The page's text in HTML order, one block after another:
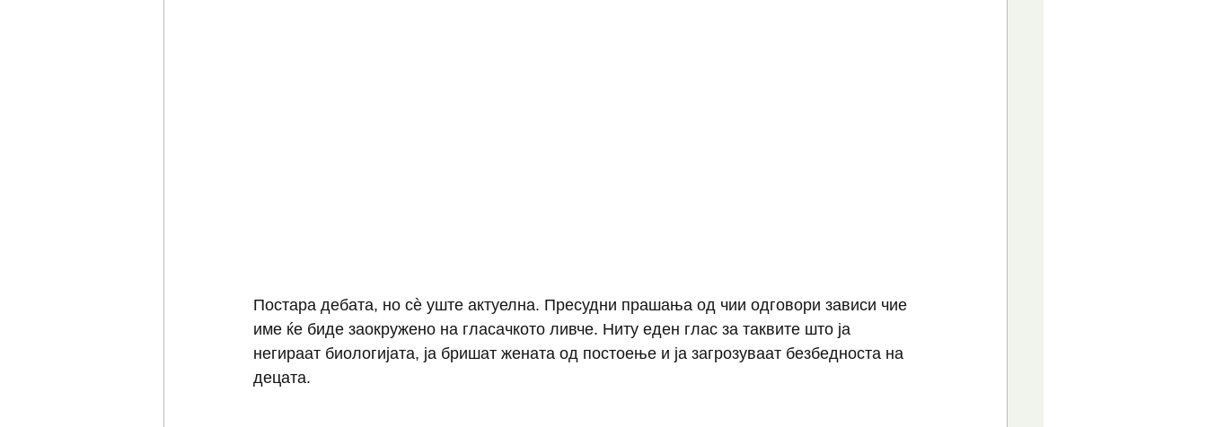
Постара дебата, но сѐ уште актуелна. Пресудни прашања од чии одговори зависи чие
име ќе биде заокружено на гласачкото ливче. Ниту еден глас за таквите што ја
негираат биологијата, ја бришат жената од постоење и ја загрозуваат безбедноста на
децата.